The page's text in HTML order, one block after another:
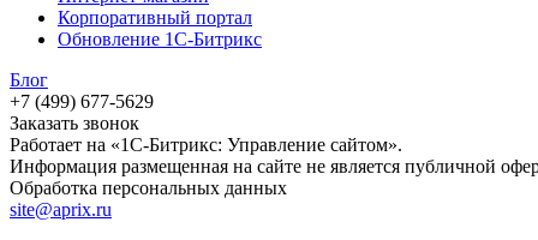
Корпоративный портал
Обновление 1С-Битрикс
Блог
+7 (499) 677-5629
Заказать звонок
Работает на «1С-Битрикс: Управление сайтом».
Информация размещенная на сайте не является публичной
Обработка персональных данных
site@aprix.ru